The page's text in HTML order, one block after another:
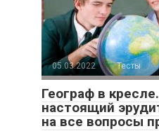
05.03.2022 Тесты
Географ в
настоящий
на все вопросы